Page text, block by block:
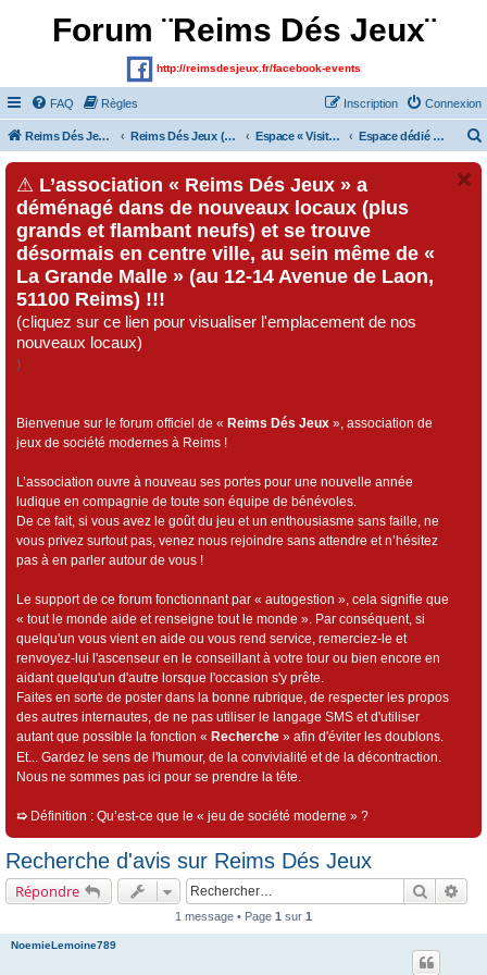
Forum ¨Reims Dés Jeux¨
http://reimsdesjeux.fr/facebook-events
FAQ Règles Connexion
Inscription
Reims Dés Jeux (Site) Reims Dés Jeux (Forum) Espace « Visiteurs » et inscrits au forum Espace dédié au « Festival Dés Jeux», organisé par l'association « Reims Dés Jeux » !!!
⚠ L’association « Reims Dés Jeux » a
déménagé dans de nouveaux locaux (plus
grands et flambant neufs) et se trouve
désormais en centre ville, au sein même de «
La Grande Malle » (au 12-14 Avenue de Laon,
51100 Reims) !!!
(cliquez sur ce lien pour visualiser l'emplacement de nos
nouveaux locaux)
)
Bienvenue sur le forum officiel de « Reims Dés Jeux », association de
jeux de société modernes à Reims !
L’association ouvre à nouveau ses portes pour une nouvelle année
ludique en compagnie de toute son équipe de bénévoles.
De ce fait, si vous avez le goût du jeu et un enthousiasme sans faille, ne
vous privez surtout pas, venez nous rejoindre sans attendre et n’hésitez
pas à en parler autour de vous !
Le support de ce forum fonctionnant par « autogestion », cela signifie que
« tout le monde aide et renseigne tout le monde ». Par conséquent, si
quelqu'un vous vient en aide ou vous rend service, remerciez-le et
renvoyez-lui l'ascenseur en le conseillant à votre tour ou bien encore en
aidant quelqu'un d'autre lorsque l'occasion s'y prête.
Faites en sorte de poster dans la bonne rubrique, de respecter les propos
des autres internautes, de ne pas utiliser le langage SMS et d'utiliser
autant que possible la fonction « Recherche » afin d'éviter les doublons.
Et... Gardez le sens de l'humour, de la convivialité et de la décontraction.
Nous ne sommes pas ici pour se prendre la tête.
➯ Définition : Qu’est-ce que le « jeu de société moderne » ?
Recherche d'avis sur Reims Dés Jeux
Répondre
1 message • Page 1 sur 1
NoemieLemoine789